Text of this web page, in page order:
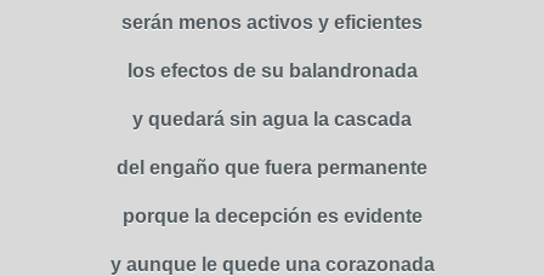
serán menos activos y eficientes
los efectos de su balandronada
y quedará sin agua la cascada
del engaño que fuera permanente
porque la decepción es evidente
y aunque le quede una corazonada